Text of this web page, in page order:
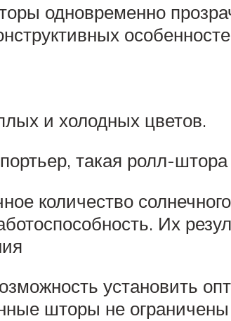
одновременно
и холодных цветов.
такая ролл-
количество
Их
установить
шторы не